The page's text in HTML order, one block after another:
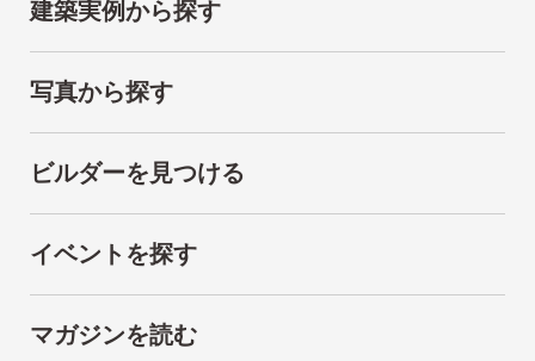
建築実例から探す
写真から探す
ビルダーを見つける
イベントを探す
マガジンを読む